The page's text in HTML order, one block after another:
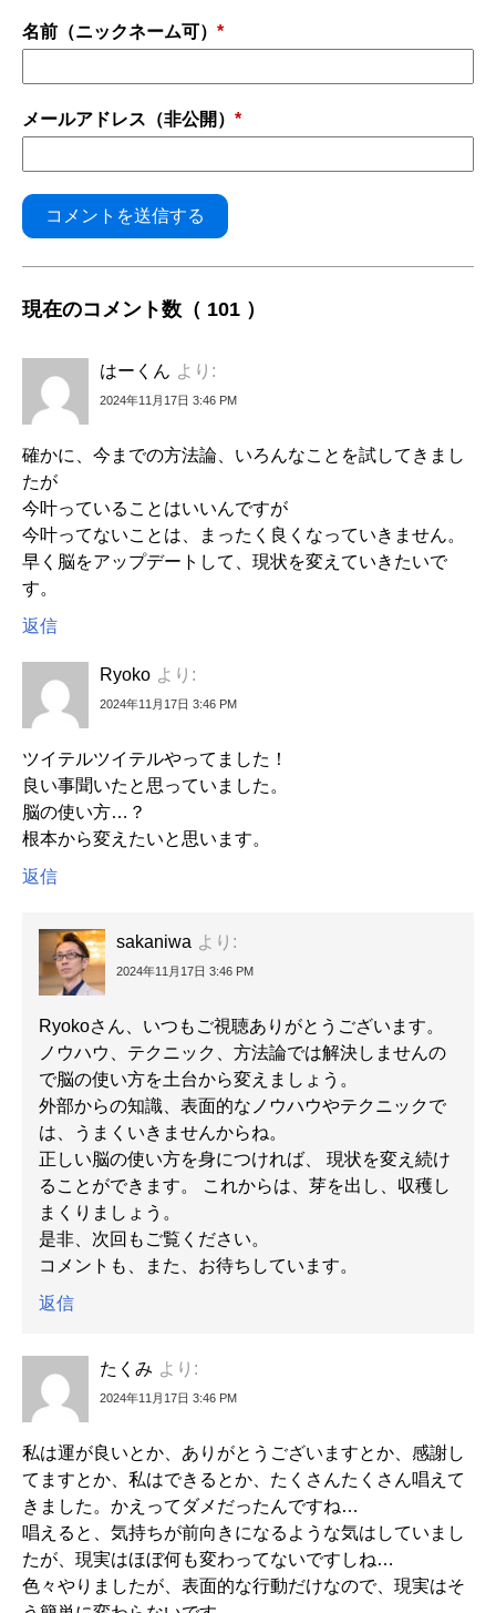
名前（ニックネーム可） *
メールアドレス（非公開） *
現在のコメント数（ 101 ）
はーくん より:
2024年11月17日 3:46 PM
確かに、今までの方法論、いろんなことを試してきまし
たが
今叶っていることはいいんですが
今叶ってないことは、まったく良くなっていきません。
早く脳をアップデートして、現状を変えていきたいで
す。
返信
Ryoko より:
2024年11月17日 3:46 PM
ツイテルツイテルやってました！
良い事聞いたと思っていました。
脳の使い方…？
根本から変えたいと思います。
返信
sakaniwa より:
2024年11月17日 3:46 PM
Ryokoさん、いつもご視聴ありがとうございます。
ノウハウ、テクニック、方法論では解決しませんの
で脳の使い方を土台から変えましょう。
外部からの知識、表面的なノウハウやテクニックで
は、うまくいきませんからね。
正しい脳の使い方を身につければ、 現状を変え続け
ることができます。 これからは、芽を出し、収穫し
まくりましょう。
是非、次回もご覧ください。
コメントも、また、お待ちしています。
返信
たくみ より:
2024年11月17日 3:46 PM
私は運が良いとか、ありがとうございますとか、感謝し
てますとか、私はできるとか、たくさんたくさん唱えて
きました。かえってダメだったんですね…
唱えると、気持ちが前向きになるような気はしていまし
たが、現実はほぼ何も変わってないですしね…
色々やりましたが、表面的な行動だけなので、現実はそ